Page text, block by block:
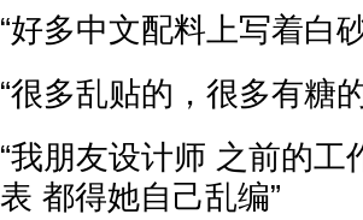
“好多中文配料上写着白
“很多乱贴的，很多有糖
“我朋友设计师 之前的
表 都得她自己乱编”